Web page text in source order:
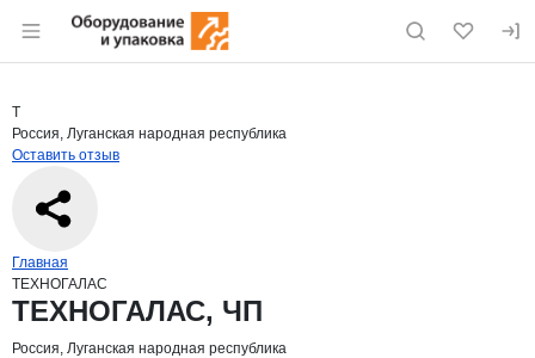
Раздел навигации по сайту eqinfo.ru
Страница компании
Страница компании
Краткая информация о компании
Т
Россия, Луганская народная республика
Оставить отзыв
Навигация по сайту
Главная
ТЕХНОГАЛАС
Основная информация о компании
ТЕХНОГАЛАС, ЧП
Россия, Луганская народная республика